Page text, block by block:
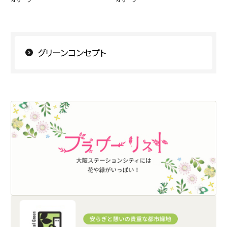
グリーンコンセプト